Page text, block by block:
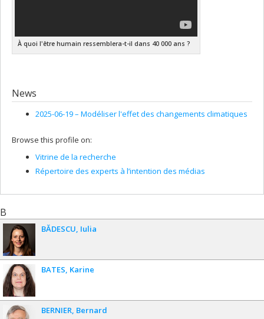
À quoi l'être humain ressemblera-t-il dans 40 000 ans ?
News
2025-06-19 – Modéliser l'effet des changements climatiques
Browse this profile on:
Vitrine de la recherche
Répertoire des experts à l’intention des médias
B
BĂDESCU Iulia
BATES Karine
BERNIER Bernard